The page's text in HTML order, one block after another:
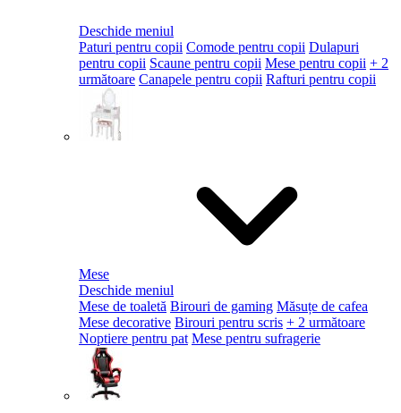
Deschide meniul
Paturi pentru copii Comode pentru copii Dulapuri
pentru copii Scaune pentru copii Mese pentru copii + 2
următoare Canapele pentru copii Rafturi pentru copii
Mese
Deschide meniul
Mese de toaletă Birouri de gaming Măsuțe de cafea
Mese decorative Birouri pentru scris + 2 următoare
Noptiere pentru pat Mese pentru sufragerie